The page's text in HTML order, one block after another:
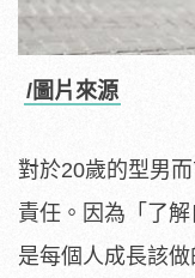
/圖片來源
對於20歲的型男
責任。因為「了
是每個人成長該